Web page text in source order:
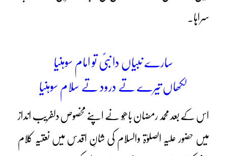
سراہا۔
سارے نبیاں دا نبیؐ تو امام سوہنیا
لکھاں تیرے تے درود تے سلام سوہنیا
اس کے بعد محمد رمضان باھُو نے اپنے مخصوص دلفریب انداز
میں حضور علیہ الصلوٰۃ والسلام کی شانِ اقدس میں نعتیہ کلام